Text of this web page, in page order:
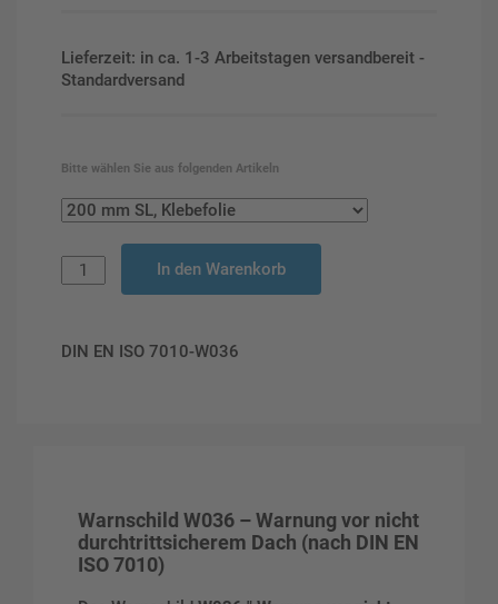
Lieferzeit: in ca. 1-3 Arbeitstagen versandbereit -
Standardversand
Bitte wählen Sie aus folgenden Artikeln
In den Warenkorb
DIN EN ISO 7010-W036
Warnschild W036 – Warnung vor nicht
durchtrittsicherem Dach (nach DIN EN
ISO 7010)